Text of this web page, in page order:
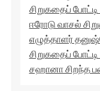
சிறுகதைப்
ஈரோடு வாசல்
எழுத்தாளர்
சிறுகதைப்
சஹானா சிறந்த